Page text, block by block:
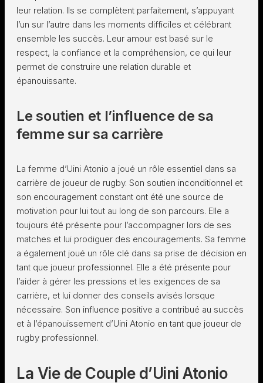
leur relation. Ils se complètent parfaitement, s’appuyant
l’un sur l’autre dans les moments difficiles et célébrant
ensemble les succès. Leur amour est basé sur le
respect, la confiance et la compréhension, ce qui leur
permet de construire une relation durable et
épanouissante.
Le soutien et l’influence de sa
femme sur sa carrière
La femme d’Uini Atonio a joué un rôle essentiel dans sa
carrière de joueur de rugby. Son soutien inconditionnel et
son encouragement constant ont été une source de
motivation pour lui tout au long de son parcours. Elle a
toujours été présente pour l’accompagner lors de ses
matches et lui prodiguer des encouragements. Sa femme
a également joué un rôle clé dans sa prise de décision en
tant que joueur professionnel. Elle a été présente pour
l’aider à gérer les pressions et les exigences de sa
carrière, et lui donner des conseils avisés lorsque
nécessaire. Son influence positive a contribué au succès
et à l’épanouissement d’Uini Atonio en tant que joueur de
rugby professionnel.
La Vie de Couple d’Uini Atonio